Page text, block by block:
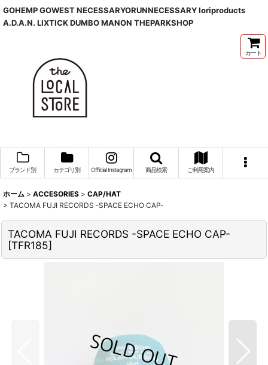
GOHEMP GOWEST NECESSARYORUNNECESSARY Ioriproducts
A.D.A.N. LIXTICK DUMBO MANON THEPARKSHOP
カート
ブランド別 カテゴリ別 Official Instagram 商品検索 ご利用案内
ホーム > ACCESORIES > CAP/HAT
> TACOMA FUJI RECORDS -SPACE ECHO CAP-
TACOMA FUJI RECORDS -SPACE ECHO CAP-
[TFR185]